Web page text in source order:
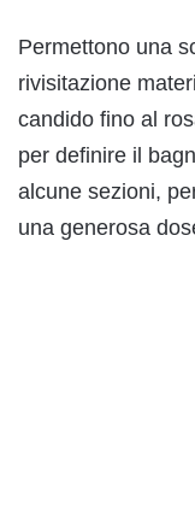
Permettono una
rivisitazione
candido fino al
per definire il
alcune sezioni,
una generosa